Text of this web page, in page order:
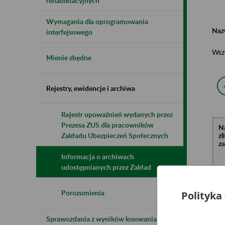
Wymagania dla oprogramowania
interfejsowego
Mienie zbędne
Rejestry, ewidencje i archiwa
Rejestr upoważnień wydanych przez
Prezesa ZUS dla pracowników
Zakładu Ubezpieczeń Społecznych
Informacja o archiwach
udostępnianych przez Zakład
Porozumienia
Sprawozdania z wyników losowania do
Polityka